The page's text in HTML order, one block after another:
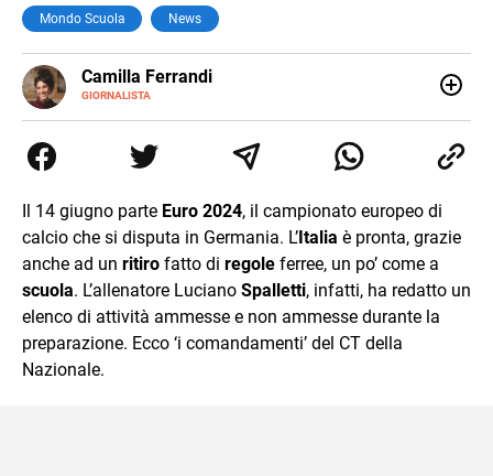
Mondo Scuola News
Camilla Ferrandi
GIORNALISTA
E-
MAIL
LINKEDIN
di trasformare la passione per la scrittura in un lavoro, e
da lì non mi sono più fermata. L’attualità è il mio pane
mente.
Il 14 giugno parte Euro 2024, il campionato europeo di
calcio che si disputa in Germania. L’Italia è pronta, grazie
anche ad un ritiro fatto di regole ferree, un po’ come a
scuola. L’allenatore Luciano Spalletti, infatti, ha redatto un
elenco di attività ammesse e non ammesse durante la
preparazione. Ecco ‘i comandamenti’ del CT della
Nazionale.